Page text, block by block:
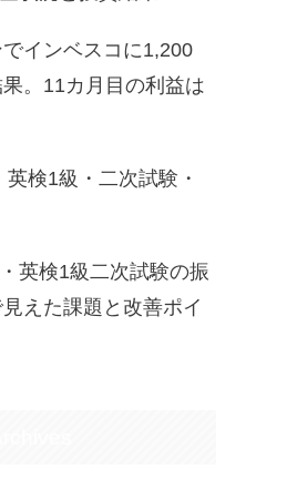
インベスコに1,200
。11カ月目の利益は
検1級・二次試験・
英検1級二次試験の振
えた課題と改善ポイ